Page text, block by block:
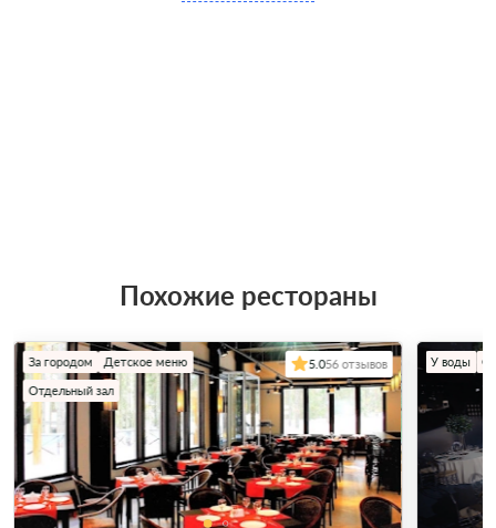
Похожие рестораны
За городом
Детское меню
Отдельный зал
5.056 отзывов У воды